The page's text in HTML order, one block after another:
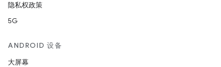
隐私权政策
5G
ANDROID 设备
大屏幕